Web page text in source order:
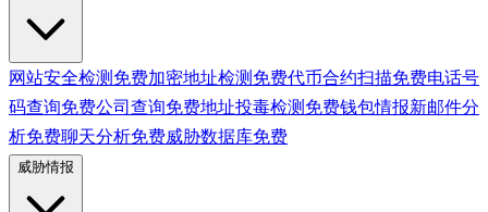
网站安全检测 免费加密地址检测 免费代币合约扫描免费电话号
码查询免费公司查询免费地址投毒检测 免费钱包情报新邮件分
析免费聊天分析免费威胁数据库免费
威胁情报